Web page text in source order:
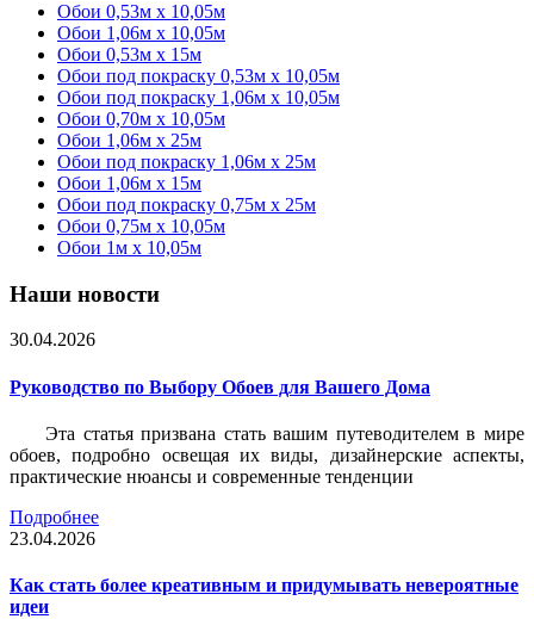
Обои 0,53м x 10,05м
Обои 1,06м х 10,05м
Обои 0,53м x 15м
Обои под покраску 0,53м x 10,05м
Обои под покраску 1,06м х 10,05м
Обои 0,70м x 10,05м
Обои 1,06м x 25м
Обои под покраску 1,06м x 25м
Обои 1,06м x 15м
Обои под покраску 0,75м x 25м
Обои 0,75м x 10,05м
Обои 1м х 10,05м
Наши новости
30.04.2026
Руководство по Выбору Обоев для Вашего Дома
Эта статья призвана стать вашим путеводителем в мире
обоев, подробно освещая их виды, дизайнерские аспекты,
практические нюансы и современные тенденции
Подробнее
23.04.2026
Как стать более креативным и придумывать невероятные
идеи